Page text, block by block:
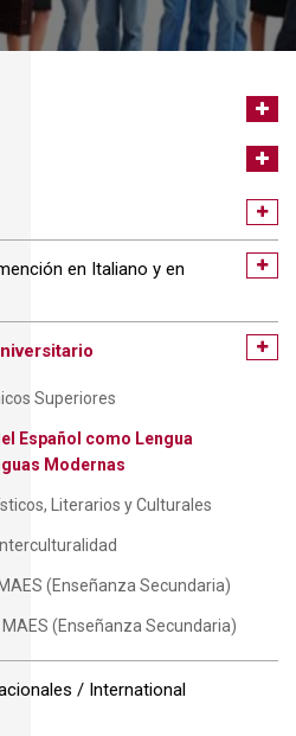
en Italiano y en
Superiores
Español como Lengua
Modernas
Literarios y Culturales
(Enseñanza Secundaria)
(Enseñanza Secundaria)
/ International